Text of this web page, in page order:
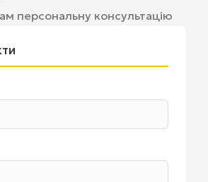
персональну консультацію